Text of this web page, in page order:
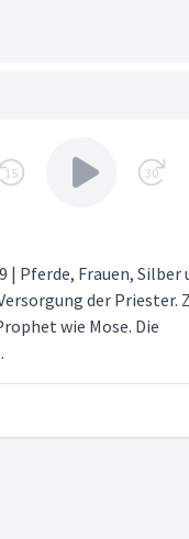
15 30
| Pferde, Frauen, Silber
der Priester.
wie Mose. Die